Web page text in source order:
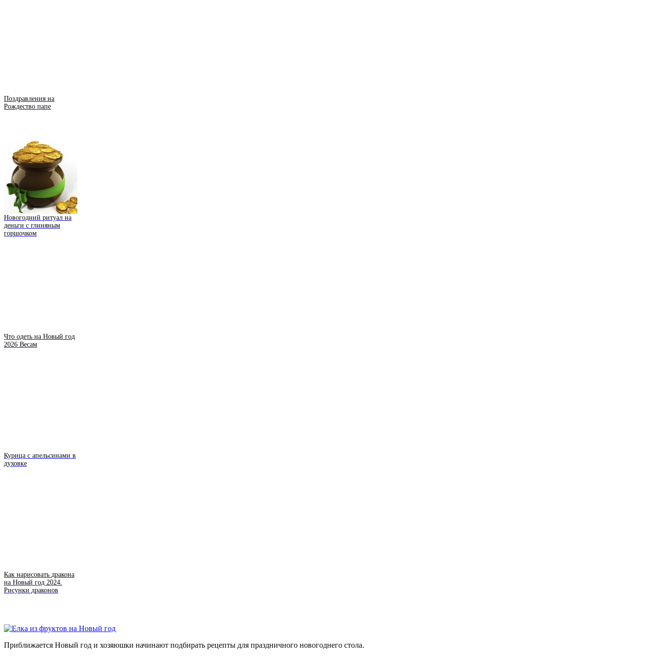
Поздравления на
Рождество папе
Новогодний ритуал на
деньги с глиняным
горшочком
Что одеть на Новый год
2026 Весам
Курица с апельсинами в
духовке
Как нарисовать дракона
на Новый год 2024.
Рисунки драконов
Приближается Новый год и хозяюшки начинают подбирать рецепты для праздничного новогоднего стола.